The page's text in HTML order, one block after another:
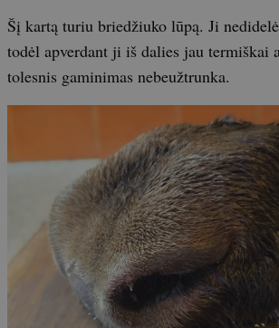
Šį kartą turiu briedžiuko lūpą. Ji
todėl apverdant ji iš dalies jau termiškai
tolesnis gaminimas nebeužtrunka.